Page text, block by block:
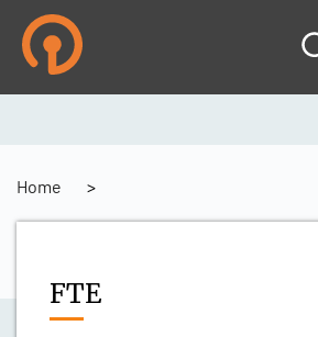
main
content
Breadcrumb
Home
FTE